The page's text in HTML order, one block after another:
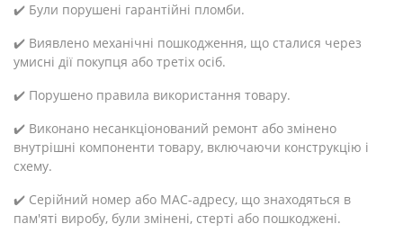
✔️ Були порушені гарантійні пломби.
✔️ Виявлено механічні пошкодження, що сталися через
умисні дії покупця або третіх осіб.
✔️ Порушено правила використання товару.
✔️ Виконано несанкціонований ремонт або змінено
внутрішні компоненти товару, включаючи конструкцію і
схему.
✔️ Серійний номер або MAC-адресу, що знаходяться в
пам'яті виробу, були змінені, стерті або пошкоджені.